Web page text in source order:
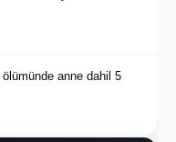
anne dahil 5